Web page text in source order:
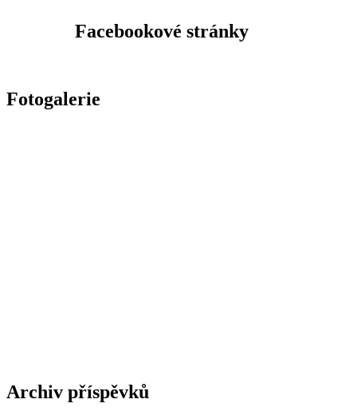
Facebookové stránky
Fotogalerie
Archiv příspěvků